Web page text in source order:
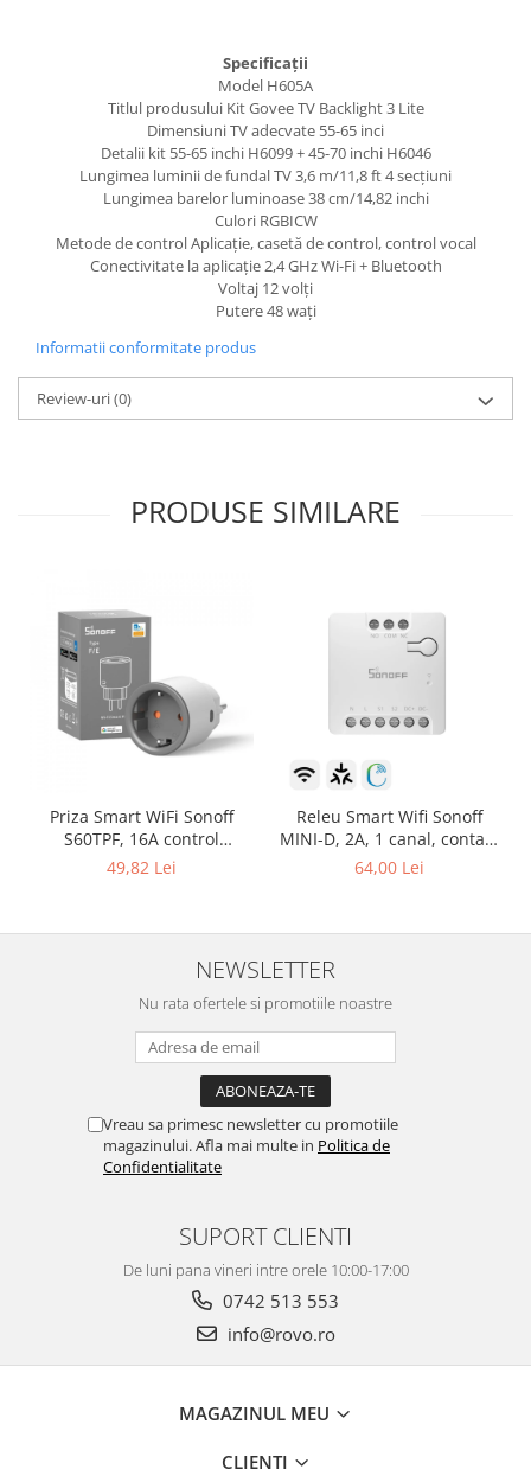
Specificații
Model H605A
Titlul produsului Kit Govee TV Backlight 3 Lite
Dimensiuni TV adecvate 55-65 inci
Detalii kit 55-65 inchi H6099 + 45-70 inchi H6046
Lungimea luminii de fundal TV 3,6 m/11,8 ft 4 secțiuni
Lungimea barelor luminoase 38 cm/14,82 inchi
Culori RGBICW
Metode de control Aplicație, casetă de control, control vocal
Conectivitate la aplicație 2,4 GHz Wi-Fi + Bluetooth
Voltaj 12 volți
Putere 48 wați
Informatii conformitate produs
Review-uri(0)
PRODUSE SIMILARE
Priza Smart WiFi Sonoff
S60TPF, 16A control
Smartphone
49,82 Lei
Releu Smart Wifi Sonoff
MINI-D, 2A, 1 canal, contact
uscat AC-DC, Matter
64,00 Lei
NEWSLETTER
Nu rata ofertele si promotiile noastre
Vreau sa primesc newsletter cu promotiile
magazinului. Afla mai multe in Politica de
Confidentialitate
SUPORT CLIENTI
De luni pana vineri intre orele 10:00-17:00
0742 513 553
info@rovo.ro
MAGAZINUL MEU
CLIENTI